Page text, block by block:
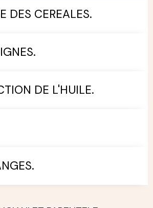
DES CEREALES.
DE L'HUILE.